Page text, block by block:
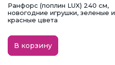
Ранфорс (поплин LUX) 240 см,
новогодние игрушки, зеленые и
красные цвета
В корзину